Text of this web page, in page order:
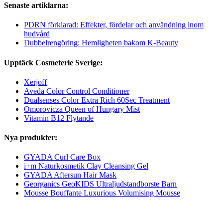
Senaste artiklarna:
PDRN förklarad: Effekter, fördelar och användning inom
hudvård
Dubbelrengöring: Hemligheten bakom K-Beauty
Upptäck Cosmeterie Sverige:
Xerjoff
Aveda Color Control Conditioner
Dualsenses Color Extra Rich 60Sec Treatment
Omorovicza Queen of Hungary Mist
Vitamin B12 Flytande
Nya produkter:
GYADA Curl Care Box
i+m Naturkosmetik Clay Cleansing Gel
GYADA Aftersun Hair Mask
Georganics GeoKIDS Ultraljudstandborste Barn
Mousse Bouffante Luxurious Volumising Mousse